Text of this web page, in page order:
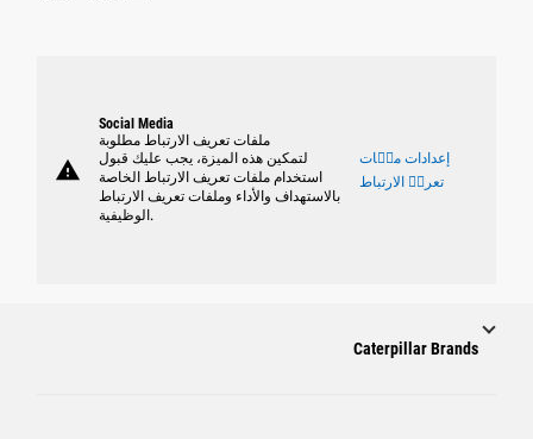
warning
Social Media
ملفات تعريف الارتباط مطلوبة
لتمكين هذه الميزة، يجب عليك قبول
استخدام ملفات تعريف الارتباط الخاصة
بالاستهداف والأداء وملفات تعريف الارتباط
الوظيفية.
إعدادات ملٝات
تعريٝ الارتباط
Caterpillar Brands